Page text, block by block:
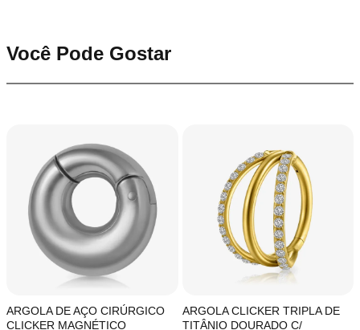
Você Pode Gostar
ARGOLA DE AÇO CIRÚRGICO
CLICKER MAGNÉTICO
ARGOLA CLICKER TRIPLA DE
TITÂNIO DOURADO C/